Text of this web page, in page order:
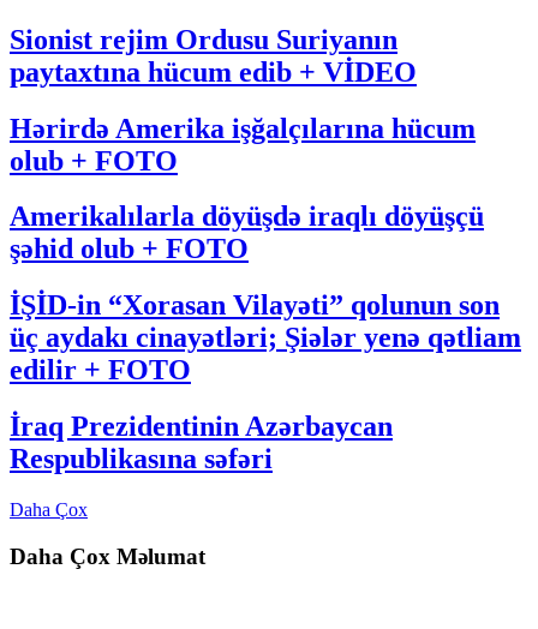
Sionist rejim Ordusu Suriyanın
paytaxtına hücum edib + VİDEO
Hərirdə Amerika işğalçılarına hücum
olub + FOTO
Amerikalılarla döyüşdə iraqlı döyüşçü
şəhid olub + FOTO
İŞİD-in “Xorasan Vilayəti” qolunun son
üç aydakı cinayətləri; Şiələr yenə qətliam
edilir + FOTO
İraq Prezidentinin Azərbaycan
Respublikasına səfəri
Daha Çox
Daha Çox Məlumat